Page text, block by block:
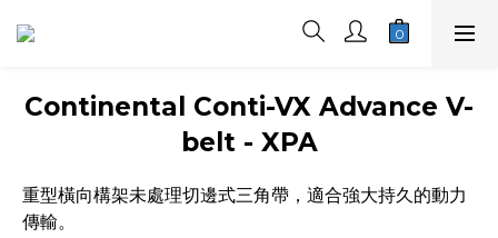
Continental Conti-VX Advance V-
belt - XPA
重型橫向構架未處理切邊式三角帶，適合強大持久的動力
傳輸。